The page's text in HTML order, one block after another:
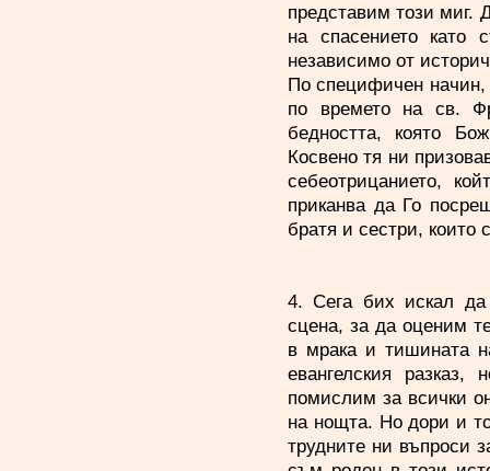
представим този миг.
на спасението като
независимо от
По специфичен начин,
по времето на св.
бедността, която
Косвено тя ни
себеотрицанието,
приканва да Го
братя и сестри,
4. Сега бих искал да
сцена, за да оценим
в мрака и тишината
евангелския
помислим за всички
на нощта. Но дори и
трудните ни въпроси